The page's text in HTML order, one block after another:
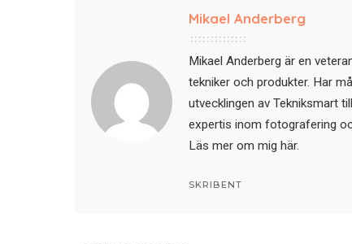
Mikael Anderberg
Mikael Anderberg är en
tekniker och produkter. Har
utvecklingen av Tekniksmart
expertis inom fotografering
Läs mer om mig här.
SKRIBENT